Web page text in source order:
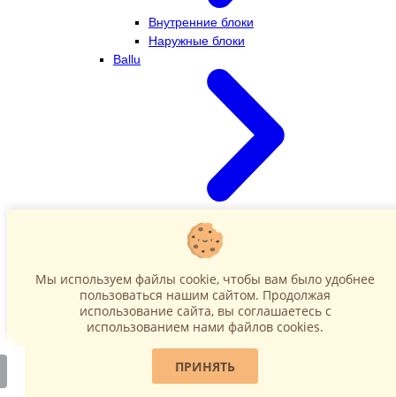
Внутренние блоки
Наружные блоки
Ballu
Наружные блоки
Мы используем файлы cookie, чтобы вам было удобнее
пользоваться нашим сайтом. Продолжая
использование сайта, вы соглашаетесь c
использованием нами файлов cookies.
ПРИНЯТЬ